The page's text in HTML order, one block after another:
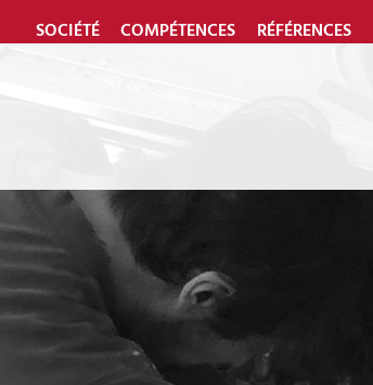
SOCIÉTÉ COMPÉTENCES RÉFÉRENCES